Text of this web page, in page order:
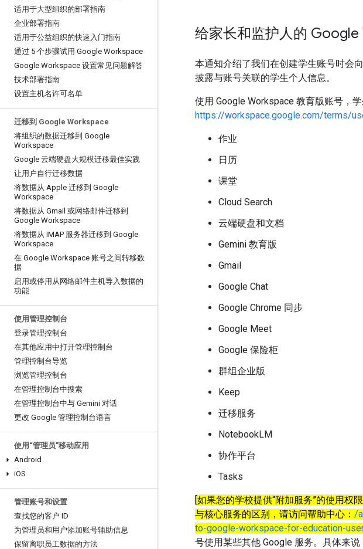
适用于大型组织的部署指南
企业部署指南
适用于公益组织的快速入门指南
通过 5 个步骤试用 Google Workspace
Google Workspace 设置常见问题解答
技术部署指南
设置主机名许可名单
迁移到 Google Workspace
将组织的数据迁移到 Google
Workspace
Google 云端硬盘大规模迁移最佳实践
让用户自行迁移数据
将数据从 Apple 迁移到 Google
Workspace
将数据从 Gmail 或网络邮件迁移到
Google Workspace
将数据从 IMAP 服务器迁移到 Google
Workspace
在 Google Workspace 账号之间转移数
据
启用或停用从网络邮件主机导入数据的
功能
使用管理控制台
登录管理控制台
在其他应用中打开管理控制台
管理控制台导览
浏览管理控制台
在管理控制台中搜索
在管理控制台中与 Gemini 对话
更改 Google 管理控制台语言
使用“管理员”移动应用
Android
iOS
管理账号和设置
查找您的客户 ID
为管理员和用户添加账号辅助信息
保留离职员工数据的方法
给家长和监护人的
本通知介绍了我们在创建学生账号时会
披露与账号关联的学生个人信息。
使用 Google Workspace 教育版账号，
https://workspace.google.com/terms/
作业
日历
课堂
Cloud Search
云端硬盘和文档
Gemini 教育版
Gmail
Google Chat
Google Chrome 同步
Google Meet
Google 保险柜
群组企业版
Keep
迁移服务
NotebookLM
协作平台
Tasks
[如果您的学校提供“附加服务”的使用权
与核心服务的区别，请访问帮助中心： /
to-google-workspace-for-education-
号使用某些其他 Google 服务。具体来